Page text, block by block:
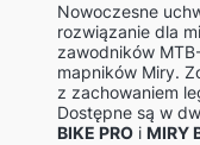
Nowoczesne
rozwiązanie dla
zawodników
mapników Miry.
z zachowaniem
Dostępne są w
BIKE PRO i MIRY